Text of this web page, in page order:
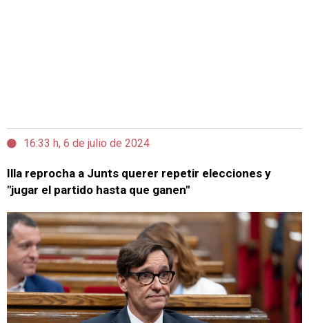
16:33 h, 6 de julio de 2024
Illa reprocha a Junts querer repetir elecciones y
"jugar el partido hasta que ganen"